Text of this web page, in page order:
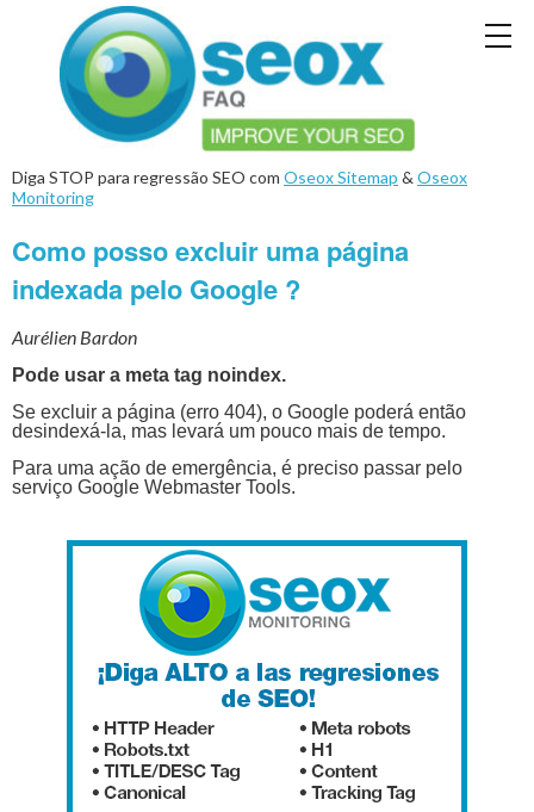
Diga STOP para regressão SEO com Oseox Sitemap & Oseox
Monitoring
Como posso excluir uma página
indexada pelo Google ?
Aurélien Bardon
Pode usar a meta tag noindex.
Se excluir a página (erro 404), o Google poderá então
desindexá-la, mas levará um pouco mais de tempo.
Para uma ação de emergência, é preciso passar pelo
serviço Google Webmaster Tools.